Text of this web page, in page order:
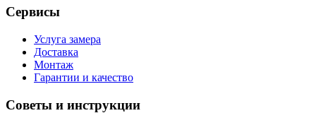
Сервисы
Услуга замера
Доставка
Монтаж
Гарантии и качество
Советы и инструкции